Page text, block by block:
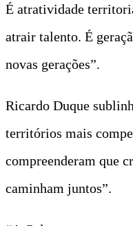
É atratividade
atrair talento. É
novas gerações”.
Ricardo Duque
territórios mais
compreenderam que
caminham juntos”.